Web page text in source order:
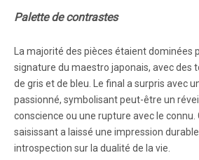
Palette de contrastes
La majorité des pièces étaient dominées
signature du maestro japonais, avec des
de gris et de bleu. Le final a surpris avec
passionné, symbolisant peut-être un
conscience ou une rupture avec le connu.
saisissant a laissé une impression
introspection sur la dualité de la vie.